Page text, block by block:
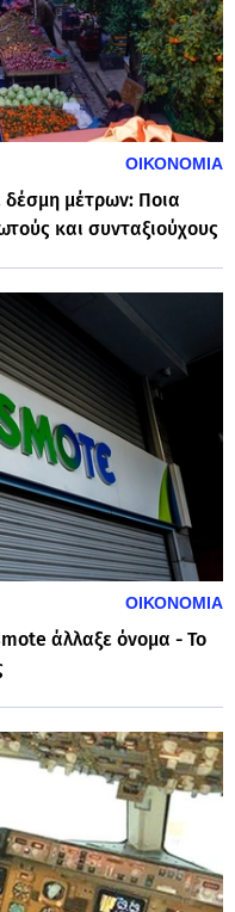
ΟΙΚΟΝΟΜΙΑ
δέσμη μέτρων: Ποια
και συνταξιούχους
ΟΙΚΟΝΟΜΙΑ
άλλαξε όνομα - Το